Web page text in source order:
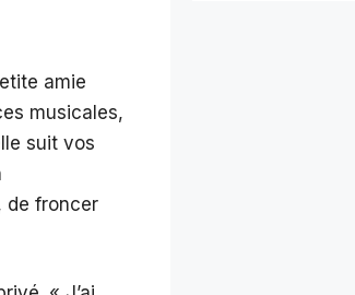
amie
musicales,
suit vos
de froncer